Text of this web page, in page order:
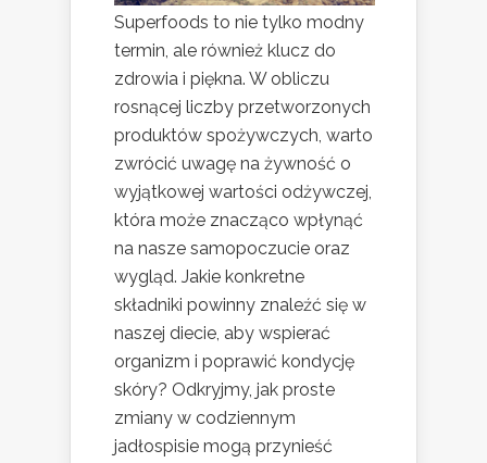
Superfoods to nie tylko modny
termin, ale również klucz do
zdrowia i piękna. W obliczu
rosnącej liczby przetworzonych
produktów spożywczych, warto
zwrócić uwagę na żywność o
wyjątkowej wartości odżywczej,
która może znacząco wpłynąć
na nasze samopoczucie oraz
wygląd. Jakie konkretne
składniki powinny znaleźć się w
naszej diecie, aby wspierać
organizm i poprawić kondycję
skóry? Odkryjmy, jak proste
zmiany w codziennym
jadłospisie mogą przynieść